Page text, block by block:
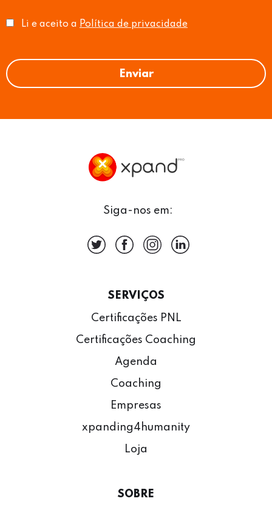
Li e aceito a Política de privacidade
Siga-nos em:
SERVIÇOS
Certificações PNL
Certificações Coaching
Agenda
Coaching
Empresas
xpanding4humanity
Loja
SOBRE